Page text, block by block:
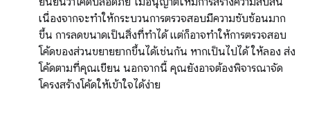
เนื่องจากจะทำให้กระบวนการตรวจสอบมีความซับซ้อนมาก
ขึ้น การลดขนาดเป็นสิ่งที่ทำได้ แต่ก็อาจทำให้การตรวจสอบ
โค้ดของส่วนขยายยากขึ้นได้เช่นกัน หากเป็นไปได้ ให้ลอง ส่ง
โค้ดตามที่คุณเขียน นอกจากนี้ คุณยังอาจต้องพิจารณาจัด
โครงสร้างโค้ดให้เข้าใจได้ง่าย